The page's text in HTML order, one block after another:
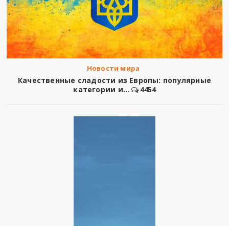
Новости мира
Качественные сладости из Европы: популярные
категории и...
4454